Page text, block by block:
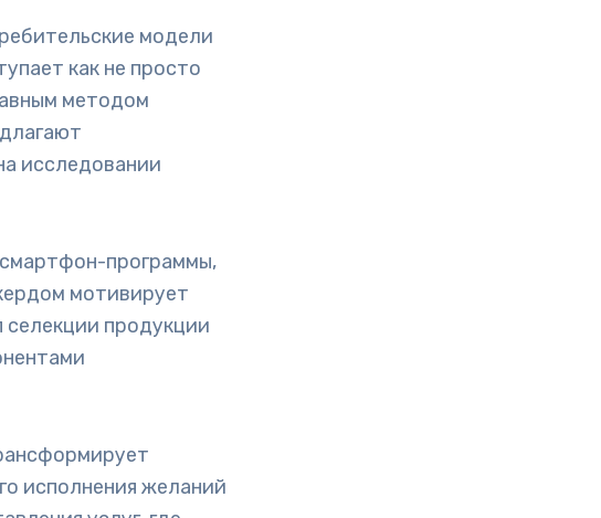
модели
как не просто
методом
исследовании
программы,
мотивирует
селекции продукции
исполнения желаний